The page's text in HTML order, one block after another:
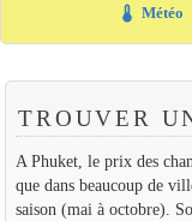
thermostat Météo
TROUVER
A Phuket, le prix des
que dans beaucoup de
saison (mai à octobre).